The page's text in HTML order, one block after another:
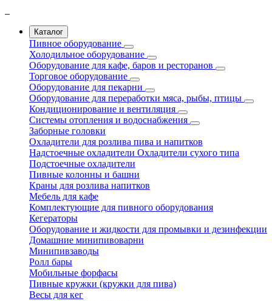
Каталог
Пивное оборудование
Холодильное оборудование
Оборудование для кафе, баров и ресторанов
Торговое оборудование
Оборудование для пекарни
Оборудование для переработки мяса, рыбы, птицы
Кондиционирование и вентиляция
Системы отопления и водоснабжения
Заборные головки
Охладители для розлива пива и напитков
Надстоечные охладители Охладители сухого типа
Подстоечные охладители
Пивные колонны и башни
Краны для розлива напитков
Мебель для кафе
Комплектующие для пивного оборудования
Кегераторы
Оборудование и жидкости для промывки и дезинфекции
Домашние минипивоварни
Минипивзаводы
Ролл бары
Мобильные форфасы
Пивные кружки (кружки для пива)
Весы для кег